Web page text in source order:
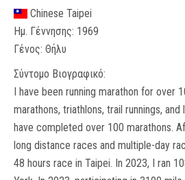
Chinese Taipei
Ημ. Γέννησης: 1969
Γένος: Θήλυ
Σύντομο Βιογραφικό:
I have been running marathon for over
marathons, triathlons, trail runnings,
have completed over 100 marathons.
long distance races and multiple-day
48 hours race in Taipei. In 2023, I ran